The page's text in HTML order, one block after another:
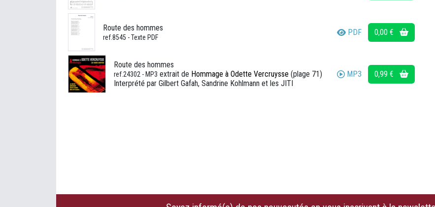
Route des hommes
ref.8545 - Texte PDF
PDF 0,00 €
Route des hommes
ref.24302 - MP3 extrait de Hommage à Odette Vercruysse (plage 71)
Interprété par Gilbert Gafah, Sandrine Kohlmann et les JITI
MP3 0,99 €